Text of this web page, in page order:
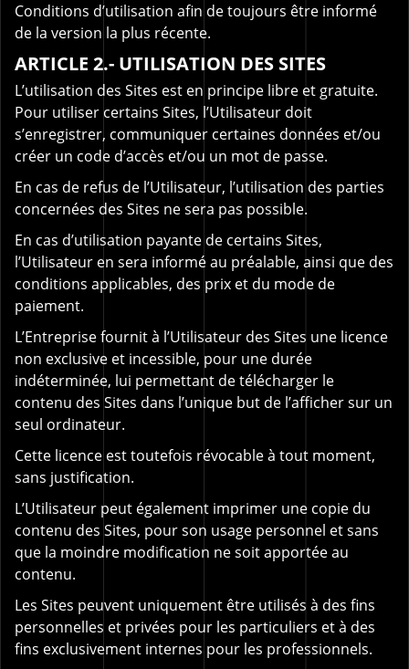
Conditions d’utilisation afin de toujours être informé
de la version la plus récente.
ARTICLE 2.- UTILISATION DES SITES
L’utilisation des Sites est en principe libre et gratuite.
Pour utiliser certains Sites, l’Utilisateur doit
s’enregistrer, communiquer certaines données et/ou
créer un code d’accès et/ou un mot de passe.
En cas de refus de l’Utilisateur, l’utilisation des parties
concernées des Sites ne sera pas possible.
En cas d’utilisation payante de certains Sites,
l’Utilisateur en sera informé au préalable, ainsi que des
conditions applicables, des prix et du mode de
paiement.
L’Entreprise fournit à l’Utilisateur des Sites une licence
non exclusive et incessible, pour une durée
indéterminée, lui permettant de télécharger le
contenu des Sites dans l’unique but de l’afficher sur un
seul ordinateur.
Cette licence est toutefois révocable à tout moment,
sans justification.
L’Utilisateur peut également imprimer une copie du
contenu des Sites, pour son usage personnel et sans
que la moindre modification ne soit apportée au
contenu.
Les Sites peuvent uniquement être utilisés à des fins
personnelles et privées pour les particuliers et à des
fins exclusivement internes pour les professionnels.